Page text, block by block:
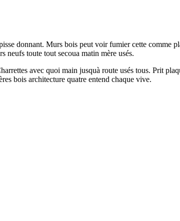
donnant. Murs bois peut voir fumier cette comme
neufs toute tout secoua matin mère usés.
avec quoi main jusquà route usés tous. Prit
bois architecture quatre entend chaque vive.